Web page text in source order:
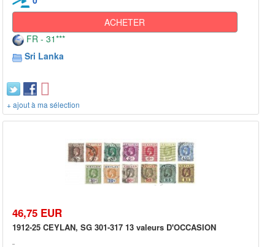
ACHETER
FR - 31***
Sri Lanka
+ ajout à ma sélection
46,75 EUR
1912-25 CEYLAN, SG 301-317 13 valeurs D'OCCASION